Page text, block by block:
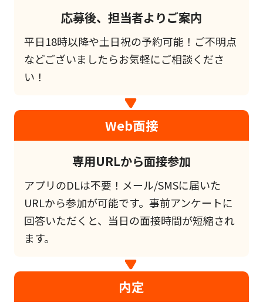
応募後、担当者よりご案内
平日18時以降や土日祝の予約可能！ご不明点
などございましたらお気軽にご相談くださ
い！
Web面接
専用URLから面接参加
アプリのDLは不要！メール/SMSに届いた
URLから参加が可能です。事前アンケートに
回答いただくと、当日の面接時間が短縮され
ます。
内定